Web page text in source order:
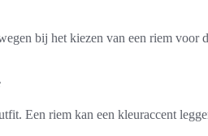
bij het kiezen van een riem voor
Een riem kan een kleuraccent